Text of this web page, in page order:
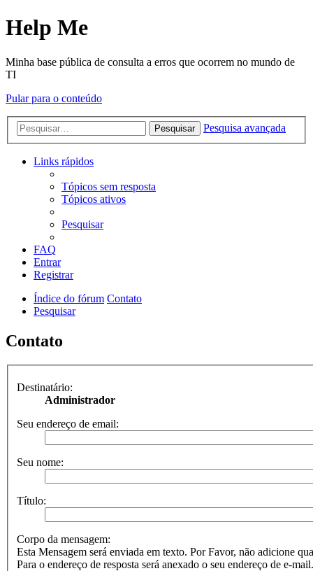
Help Me
Minha base pública de consulta a erros que ocorrem no mundo de
TI
Pular para o conteúdo
Pesquisar Pesquisa avançada
Links rápidos
Tópicos sem resposta
Tópicos ativos
Pesquisar
FAQ
Entrar
Registrar
Índice do fórum Contato
Pesquisar
Contato
Destinatário:
Administrador
Seu endereço de email:
Seu nome:
Título:
Corpo da mensagem:
Esta Mensagem será enviada em texto. Por Favor, não adicione
Para o endereço de resposta será anexado o seu endereço de e-mail.